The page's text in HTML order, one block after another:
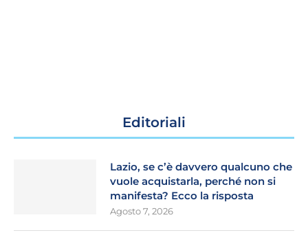
Editoriali
Lazio, se c’è davvero qualcuno che
vuole acquistarla, perché non si
manifesta? Ecco la risposta
Agosto 7, 2026